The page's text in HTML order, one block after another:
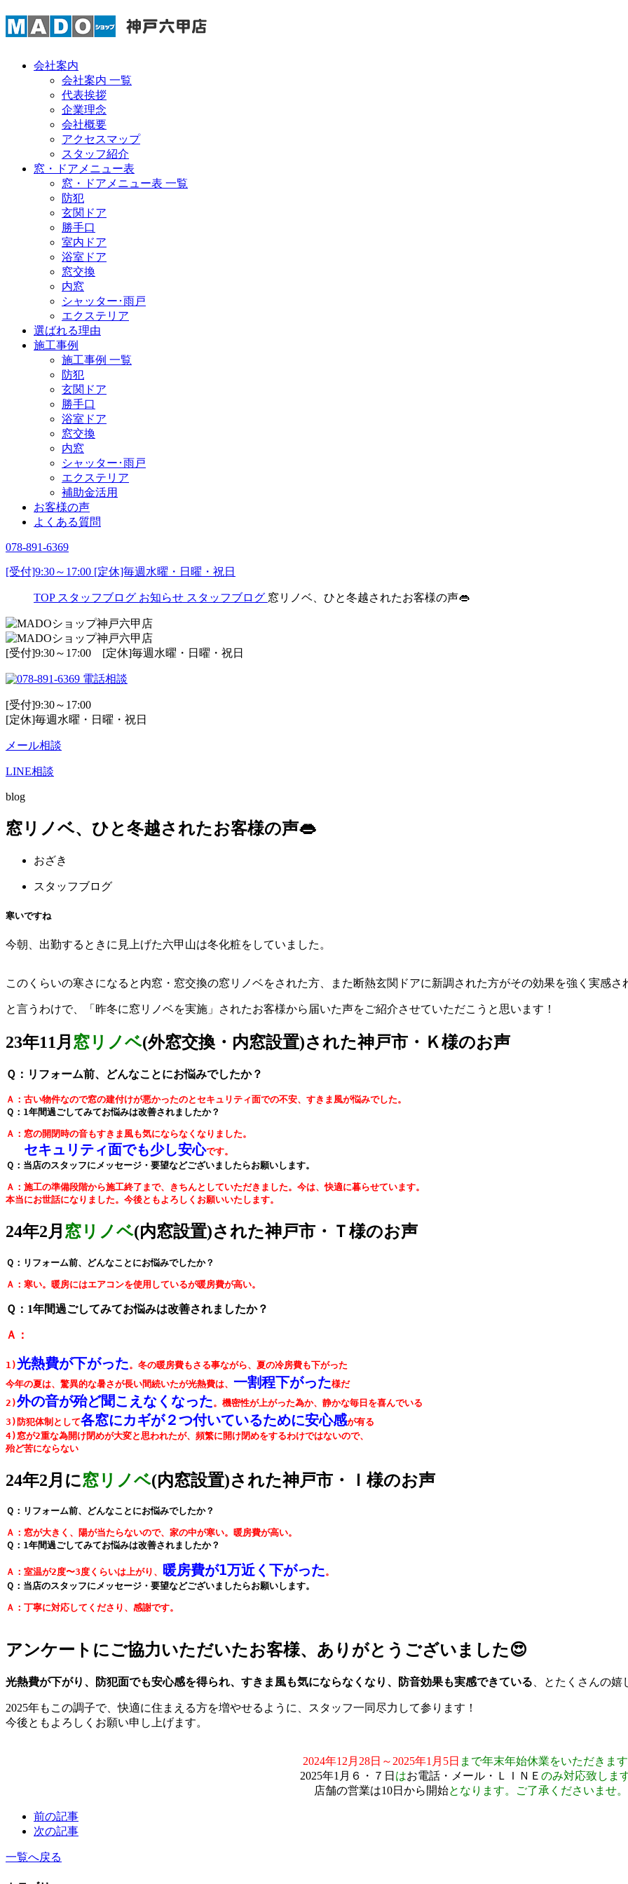
会社案内
会社案内 一覧
代表挨拶
企業理念
会社概要
アクセスマップ
スタッフ紹介
窓・ドアメニュー表
窓・ドアメニュー表 一覧
防犯
玄関ドア
勝手口
室内ドア
浴室ドア
窓交換
内窓
シャッター･雨戸
エクステリア
選ばれる理由
施工事例
施工事例 一覧
防犯
玄関ドア
勝手口
浴室ドア
窓交換
内窓
シャッター･雨戸
エクステリア
補助金活用
お客様の声
よくある質問
078-891-6369
[受付]9:30～17:00 [定休]毎週水曜・日曜・祝日
TOP スタッフブログ お知らせ スタッフブログ 窓リノベ、ひと冬越されたお客様の声👄
[受付]9:30～17:00 [定休]毎週水曜・日曜・祝日
電話相談
[受付]9:30～17:00
[定休]毎週水曜・日曜・祝日
メール相談
LINE相談
blog
窓リノベ、ひと冬越されたお客様の声👄
おざき
スタッフブログ
寒いですね
今朝、出勤するときに見上げた六甲山は冬化粧をしていました。
このくらいの寒さになると内窓・窓交換の窓リノベをされた方、また断熱玄関ドアに新調された方がその効果を強く実感さ
と言うわけで、「昨冬に窓リノベを実施」されたお客様から届いた声をご紹介させていただこうと思います！
23年11月 窓リノベ(外窓交換・内窓設置)された神戸市・Ｋ様のお声
Ｑ：リフォーム前、どんなことにお悩みでしたか？
Ａ：古い物件なので窓の建付けが悪かったのとセキュリティ面での不安、すきま風が悩みでした。
Ｑ：1年間過ごしてみてお悩みは改善されましたか？
Ａ：窓の開閉時の音もすきま風も気にならなくなりました。
セキュリティ面でも少し安心です。
Ｑ：当店のスタッフにメッセージ・要望などございましたらお願いします。
Ａ：施工の準備段階から施工終了まで、きちんとしていただきました。今は、快適に暮らせています。
本当にお世話になりました。今後ともよろしくお願いいたします。
24年2月 窓リノベ(内窓設置)された神戸市・Ｔ様のお声
Ｑ：リフォーム前、どんなことにお悩みでしたか？
Ａ：寒い。暖房にはエアコンを使用しているが暖房費が高い。
Ｑ：1年間過ごしてみてお悩みは改善されましたか？
Ａ：
1)光熱費が下がった。冬の暖房費もさる事ながら、夏の冷房費も下がった
今年の夏は、驚異的な暑さが長い間続いたが光熱費は、 一割程下がった様だ
2)外の音が殆ど聞こえなくなった。機密性が上がった為か、静かな毎日を喜んでいる
3)防犯体制として各窓にカギが２つ付いているために安心感が有る
殆ど苦にならない
24年2月に窓リノベ(内窓設置)された神戸市・Ｉ様のお声
Ｑ：リフォーム前、どんなことにお悩みでしたか？
Ａ：窓が大きく、陽が当たらないので、家の中が寒い。暖房費が高い。
Ｑ：1年間過ごしてみてお悩みは改善されましたか？
Ａ：室温が2度〜3度くらいは上がり、 暖房費が1万近く下がった。
Ｑ：当店のスタッフにメッセージ・要望などございましたらお願いします。
Ａ：丁寧に対応してくださり、感謝です。
アンケートにご協力いただいたお客様、ありがとうございました😍
光熱費が下がり、防犯面でも安心感を得られ、すきま風も気にならなくなり、防音効果も実感できている 、とたくさんの
2025年もこの調子で、快適に住まえる方を増やせるように、スタッフ一同尽力して参ります！
今後ともよろしくお願い申し上げます。
2024年12月28日～2025年1月5日 まで年末年始休業をいただきます
2025年1月６・７日 はお電話・メール・ＬＩＮＥ のみ対応致します
店舗の営業は10日から開始となります。ご了承くださいませ。
前の記事
次の記事
一覧へ戻る